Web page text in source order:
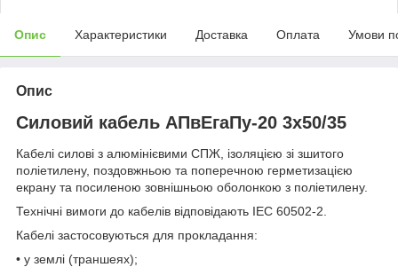
Опис Характеристики Доставка Оплата Умови
Опис
Силовий кабель АПвЕгаПу-20 3х50/35
Кабелі силові з алюмінієвими СПЖ, ізоляцією зі зшитого
поліетилену, поздовжньою та поперечною герметизацією
екрану та посиленою зовнішньою оболонкою з поліетилену.
Технічні вимоги до кабелів відповідають IEC 60502-2.
Кабелі застосовуються для прокладання:
• у землі (траншеях);